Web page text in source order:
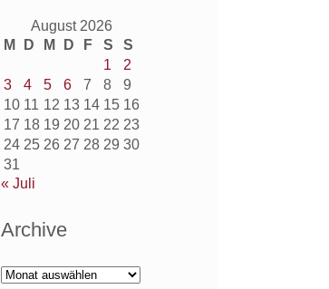
August 2026
M
D M D F S
S
1
2
3
4 5 6 7 8
9
10 11 12 13 14 15 16
17 18 19 20 21 22 23
24 25 26 27 28 29 30
31
« Juli
Archive
Archive